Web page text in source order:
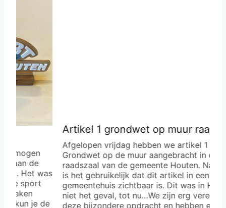
was
Artikel 1 grondwet op muur raadszaal
Afgelopen vrijdag hebben we artikel 1 van de
Grondwet op de muur aangebracht in de
raadszaal van de gemeente Houten. Naar verluid
is het gebruikelijk dat dit artikel in een
gemeentehuis zichtbaar is. Dit was in Houten nog
niet het geval, tot nu…We zijn erg vereerd met
deze bijzondere opdracht en hebben er een